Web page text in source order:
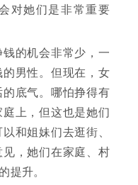
对她们是非常重要
的机会非常少，一
男性。但现在，女
底气。哪怕挣得有
上，但这也是她们
和姐妹们去逛街、
，她们在家庭、村
提升。